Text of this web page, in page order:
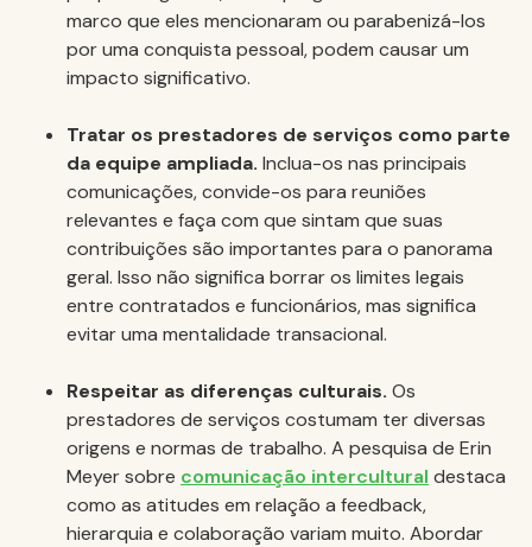
marco que eles mencionaram ou parabenizá-los
por uma conquista pessoal, podem causar um
impacto significativo.
Tratar os prestadores de serviços como parte
da equipe ampliada. Inclua-os nas principais
comunicações, convide-os para reuniões
relevantes e faça com que sintam que suas
contribuições são importantes para o panorama
geral. Isso não significa borrar os limites legais
entre contratados e funcionários, mas significa
evitar uma mentalidade transacional.
Respeitar as diferenças culturais. Os
prestadores de serviços costumam ter diversas
origens e normas de trabalho. A pesquisa de Erin
Meyer sobre comunicação intercultural destaca
como as atitudes em relação a feedback,
hierarquia e colaboração variam muito. Abordar